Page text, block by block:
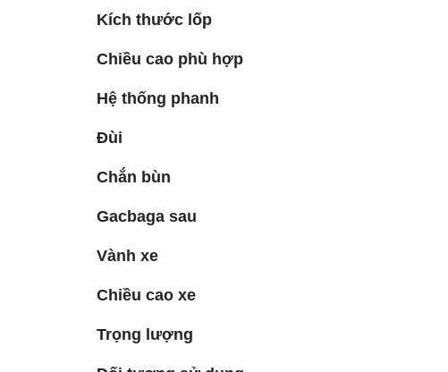
Kích thước lốp
Chiều cao phù hợp
Hệ thống phanh
Đùi
Chắn bùn
Gacbaga sau
Vành xe
Chiều cao xe
Trọng lượng